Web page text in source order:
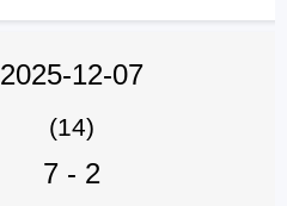
2025-12-07
(14)
7 - 2